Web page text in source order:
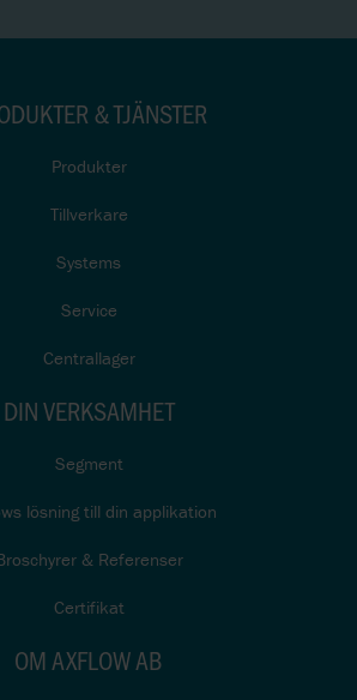
& TJÄNSTER
Produkter
Tillverkare
Systems
Service
Centrallager
DIN VERKSAMHET
Segment
lösning till din applikation
& Referenser
Certifikat
OM AXFLOW AB